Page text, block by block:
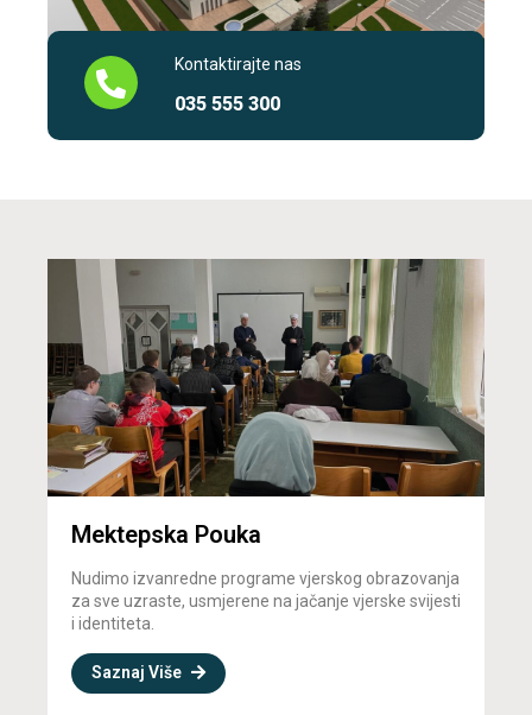
Kontaktirajte nas
035 555 300
Mektepska Pouka
Nudimo izvanredne programe vjerskog obrazovanja
za sve uzraste, usmjerene na jačanje vjerske svijesti
i identiteta.
Saznaj Više